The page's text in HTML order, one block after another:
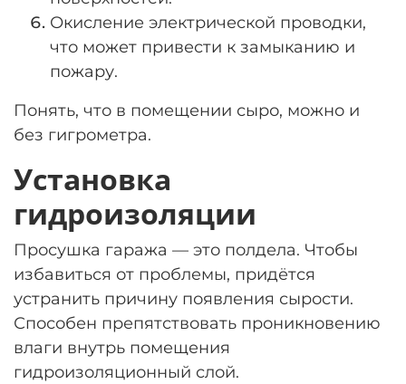
Окисление электрической проводки,
что может привести к замыканию и
пожару.
Понять, что в помещении сыро, можно и
без гигрометра.
Установка
гидроизоляции
Просушка гаража — это полдела. Чтобы
избавиться от проблемы, придётся
устранить причину появления сырости.
Способен препятствовать проникновению
влаги внутрь помещения
гидроизоляционный слой.